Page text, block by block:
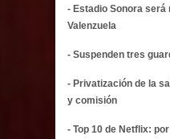
- Estadio Sonora será
Valenzuela
- Suspenden tres
- Privatización de la
y comisión
- Top 10 de Netflix: